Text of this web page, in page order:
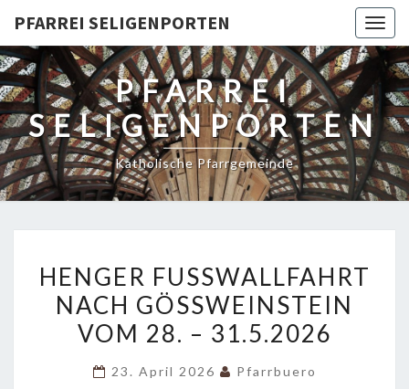
PFARREI SELIGENPORTEN
PFARREI
SELIGENPORTEN
Katholische Pfarrgemeinde
FUSSWALLFAHRT N
ACH G
ÖSSWEINSTEIN VO
. –
HENGER FUSSWALLFAHRT N
ACH GÖSSWEINSTEIN VO
M 28. – 31.5.2026
23. April 2026 Pfarrbuero